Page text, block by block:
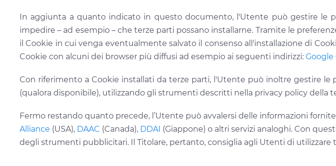
In aggiunta a quanto indicato in questo documento, l'Utente può gestire le
impedire – ad esempio – che terze parti possano installarne. Tramite le
il Cookie in cui venga eventualmente salvato il consenso all'installazione di
Cookie con alcuni dei browser più diffusi ad esempio ai seguenti indirizzi: Google
Con riferimento a Cookie installati da terze parti, l'Utente può inoltre gestire
(qualora disponibile), utilizzando gli strumenti descritti nella privacy policy della
Fermo restando quanto precede, l’Utente può avvalersi delle informazioni
Alliance (USA), DAAC (Canada), DDAI (Giappone) o altri servizi analoghi. Con
degli strumenti pubblicitari. Il Titolare, pertanto, consiglia agli Utenti di